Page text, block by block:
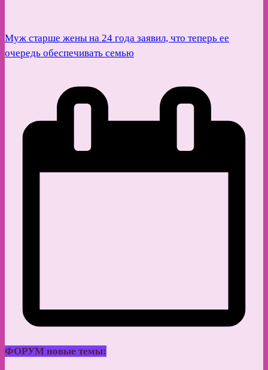
Муж старше жены на 24 года заявил, что теперь ее
очередь обеспечивать семью
ФОРУМ новые темы: